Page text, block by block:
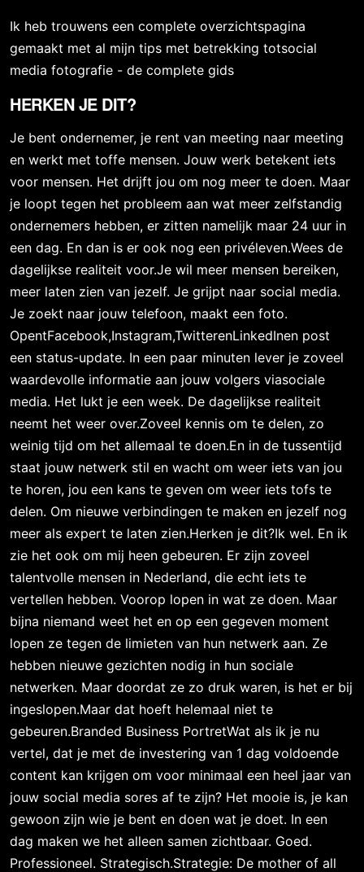
Ik heb trouwens een complete overzichtspagina
gemaakt met al mijn tips met betrekking totsocial
media fotografie - de complete gids
HERKEN JE DIT?
Je bent ondernemer, je rent van meeting naar meeting
en werkt met toffe mensen. Jouw werk betekent iets
voor mensen. Het drijft jou om nog meer te doen. Maar
je loopt tegen het probleem aan wat meer zelfstandig
ondernemers hebben, er zitten namelijk maar 24 uur in
een dag. En dan is er ook nog een privéleven.Wees de
dagelijkse realiteit voor.Je wil meer mensen bereiken,
meer laten zien van jezelf. Je grijpt naar social media.
Je zoekt naar jouw telefoon, maakt een foto.
OpentFacebook,Instagram,TwitterenLinkedInen post
een status-update. In een paar minuten lever je zoveel
waardevolle informatie aan jouw volgers viasociale
media. Het lukt je een week. De dagelijkse realiteit
neemt het weer over.Zoveel kennis om te delen, zo
weinig tijd om het allemaal te doen.En in de tussentijd
staat jouw netwerk stil en wacht om weer iets van jou
te horen, jou een kans te geven om weer iets tofs te
delen. Om nieuwe verbindingen te maken en jezelf nog
meer als expert te laten zien.Herken je dit?Ik wel. En ik
zie het ook om mij heen gebeuren. Er zijn zoveel
talentvolle mensen in Nederland, die echt iets te
vertellen hebben. Voorop lopen in wat ze doen. Maar
bijna niemand weet het en op een gegeven moment
lopen ze tegen de limieten van hun netwerk aan. Ze
hebben nieuwe gezichten nodig in hun sociale
netwerken. Maar doordat ze zo druk waren, is het er bij
ingeslopen.Maar dat hoeft helemaal niet te
gebeuren.Branded Business PortretWat als ik je nu
vertel, dat je met de investering van 1 dag voldoende
content kan krijgen om voor minimaal een heel jaar van
jouw social media sores af te zijn? Het mooie is, je kan
gewoon zijn wie je bent en doen wat je doet. In een
dag maken we het alleen samen zichtbaar. Goed.
Professioneel. Strategisch.Strategie: De mother of all